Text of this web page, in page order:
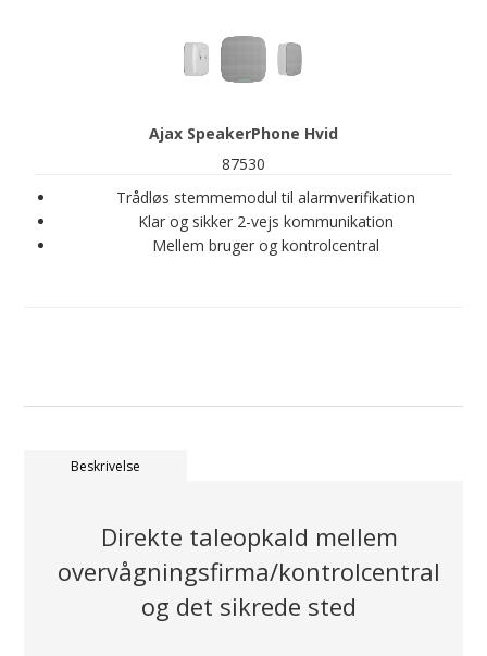
Ajax SpeakerPhone Hvid
87530
Trådløs stemmemodul til alarmverifikation
Klar og sikker 2-vejs kommunikation
Mellem bruger og kontrolcentral
Beskrivelse
Direkte taleopkald mellem
overvågningsfirma/kontrolcentral
og det sikrede sted